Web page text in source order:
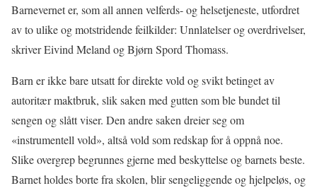
Barnevernet er, som all annen velferds- og helsetjeneste, utfordret
av to ulike og motstridende feilkilder: Unnlatelser og overdrivelser,
skriver Eivind Meland og Bjørn Spord Thomass.
Barn er ikke bare utsatt for direkte vold og svikt betinget av
autoritær maktbruk, slik saken med gutten som ble bundet til
sengen og slått viser. Den andre saken dreier seg om
«instrumentell vold», altså vold som redskap for å oppnå noe.
Slike overgrep begrunnes gjerne med beskyttelse og barnets beste.
Barnet holdes borte fra skolen, blir sengeliggende og hjelpeløs, og